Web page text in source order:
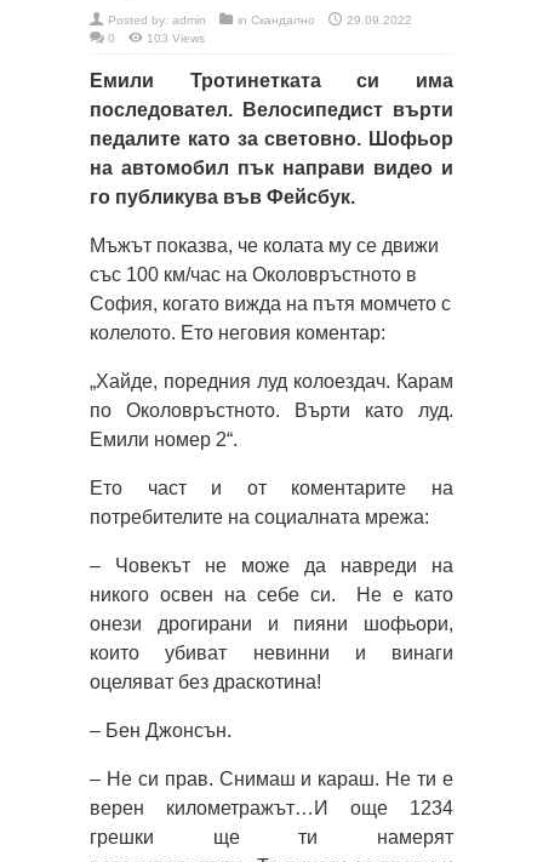
Posted by: admin in Скандално
29.09.2022
0
103 Views
Емили Тротинетката си има
последовател. Велосипедист върти
педалите като за световно. Шофьор
на автомобил пък направи видео и
го публикува във Фейсбук.
Мъжът показва, че колата му се движи
със 100 км/час на Околовръстното в
София, когато вижда на пътя момчето с
колелото. Ето неговия коментар:
„Хайде, поредния луд колоездач. Карам
по Околовръстното. Върти като луд.
Емили номер 2“.
Ето част и от коментарите на
потребителите на социалната мрежа:
– Човекът не може да навреди на
никого освен на себе си. Не е като
онези дрогирани и пияни шофьори,
които убиват невинни и винаги
оцеляват без драскотина!
– Бен Джонсън.
– Не си прав. Снимаш и караш. Не ти е
верен километражът…И още 1234
грешки ще ти намерят